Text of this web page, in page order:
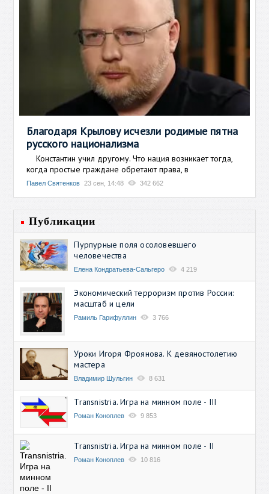
Благодаря Крылову исчезли родимые пятна
русского национализма
Константин учил другому. Что нация возникает тогда,
когда простые граждане обретают права, в
Павел Святенков 23 сен, 14:48 342 662
Публикации
Пурпурные поля осоловевшего
человечества
Елена Кондратьева-Сальгеро 4 219
Экономический терроризм против России:
масштаб и цели
Рамиль Гарифуллин 3 766
Уроки Игоря Фроянова. К девяностолетию
мастера
Владимир Шульгин 8 631
Transnistria. Игра на минном поле - III
Роман Коноплев 9 853
Transnistria. Игра на минном поле - II
Роман Коноплев 10 816